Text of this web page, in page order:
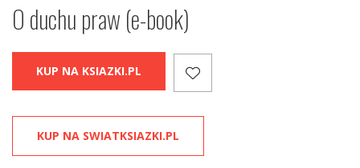
O duchu praw (e-book)
KUP NA KSIAZKI.PL
KUP NA SWIATKSIAZKI.PL